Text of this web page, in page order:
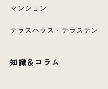
マンション
テラスハウス・テラステン
知識＆コラム